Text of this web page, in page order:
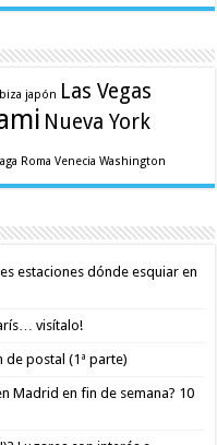
japón Las Vegas
Nueva York
Roma Venecia Washington
estaciones dónde esquiar en
visítalo!
de postal (1ª parte)
Madrid en fin de semana? 10